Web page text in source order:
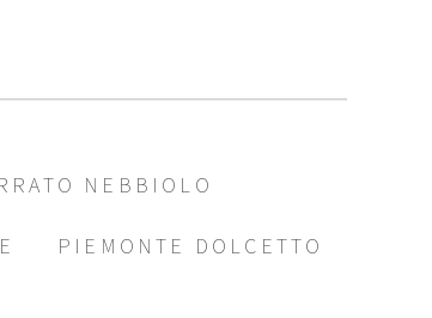
NEBBIOLO
PIEMONTE DOLCETTO